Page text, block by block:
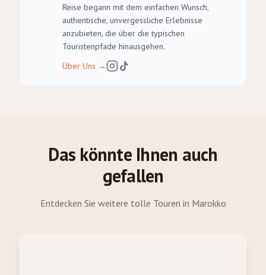
Reise begann mit dem einfachen Wunsch,
authentische, unvergessliche Erlebnisse
anzubieten, die über die typischen
Touristenpfade hinausgehen.
Über Uns →
Das könnte Ihnen auch
gefallen
Entdecken Sie weitere tolle Touren in Marokko